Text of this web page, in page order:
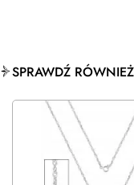
SPRAWDŹ RÓWNIEŻ